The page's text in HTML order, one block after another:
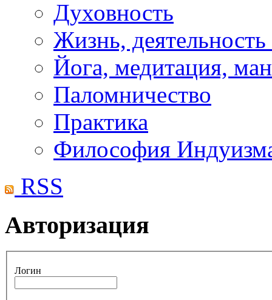
Духовность
Жизнь, деятельность
Йога, медитация,
Паломничество
Практика
Философия
RSS
Авторизация
Логин